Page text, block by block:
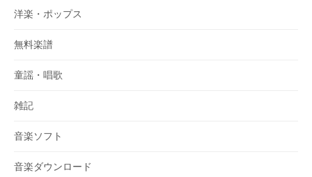
洋楽・ポップス
無料楽譜
童謡・唱歌
雑記
音楽ソフト
音楽ダウンロード